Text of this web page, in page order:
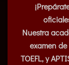
Nuestra
examen
TOEFL, y